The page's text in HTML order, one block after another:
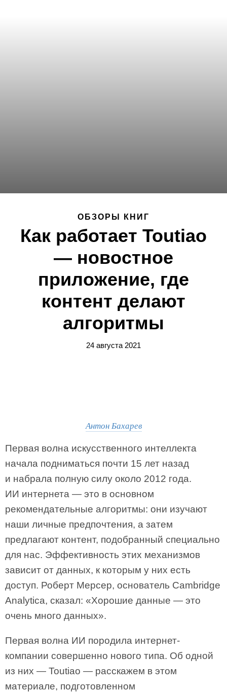
ОБЗОРЫ КНИГ
Как работает Toutiao
— новостное
приложение, где
контент делают
алгоритмы
24 августа 2021
Антон Бахарев
Первая волна искусственного интеллекта
начала подниматься почти 15 лет назад
и набрала полную силу около 2012 года.
ИИ интернета — это в основном
рекомендательные алгоритмы: они изучают
наши личные предпочтения, а затем
предлагают контент, подобранный специально
для нас. Эффективность этих механизмов
зависит от данных, к которым у них есть
доступ. Роберт Мерсер, основатель Cambridge
Analytica, сказал: «Хорошие данные — это
очень много данных».
Первая волна ИИ породила интернет-
компании совершенно нового типа. Об одной
из них — Toutiao — расскажем в этом
материале, подготовленном